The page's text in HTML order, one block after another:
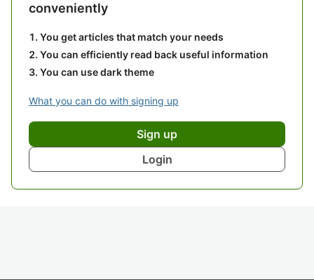
conveniently
You get articles that match your needs
You can efficiently read back useful information
You can use dark theme
What you can do with signing up
Sign up
Login